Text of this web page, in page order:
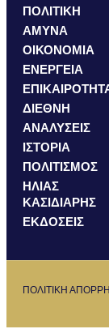
ΠΟΛΙΤΙΚΗ
ΑΜΥΝΑ
ΟΙΚΟΝΟΜΙΑ
ΕΝΕΡΓΕΙΑ
ΔΙΕΘΝΗ
ΑΝΑΛΥΣΕΙΣ
ΙΣΤΟΡΙΑ
ΠΟΛΙΤΙΣΜΟΣ
ΗΛΙΑΣ
ΚΑΣΙΔΙΑΡΗΣ
ΕΚΔΟΣΕΙΣ
ΠΟΛΙΤΙΚΗ